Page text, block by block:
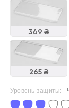
349 ₴
265 ₴
Уровень защиты: